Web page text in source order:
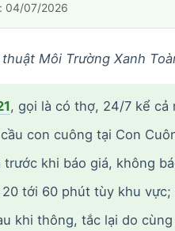
04/07/2026
Môi Trường Xanh
, gọi là có thợ, 24/7 kể cả
con cuông tại Con
trước khi báo giá, không
20 tới 60 phút tùy khu
khi thông, tắc lại do